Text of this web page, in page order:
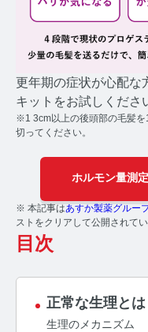
PMS
PMSコラム TOP
更年期
更年期コラム TOP
ネコの健康コラム
毛髪・爪ホルモン量測定
【薄毛リスクチェッ
【男性力を可視化】
介
更年期の症状が心配な
キットをお試しくださ
※1 3cm以上の後頭部の毛髪
切ってください。
ホルモン量測
※ 本記事はあすか製薬グルー
ストをクリアして公開されてい
目次
正常な生理とは
生理のメカニズム